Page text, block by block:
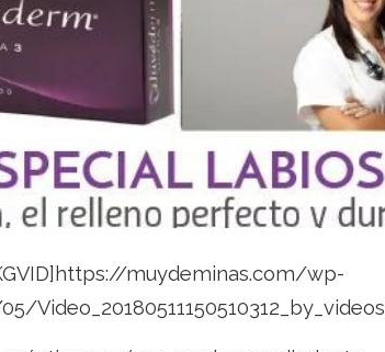
muydeminas.com/wp-